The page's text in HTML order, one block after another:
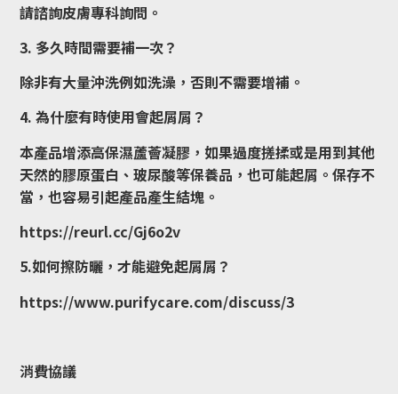
請諮詢皮膚專科詢問。
3. 多久時間需要補一次？
除非有大量沖洗例如洗澡，否則不需要增補。
4. 為什麼有時使用會起屑屑？
本產品增添高保濕蘆薈凝膠，如果過度搓揉或是用到其他
天然的膠原蛋白、玻尿酸等保養品，也可能起屑。保存不
當，也容易引起產品產生結塊。
https://reurl.cc/Gj6o2v
5.如何擦防曬，才能避免起屑屑？
https://www.purifycare.com/discuss/3
消費協議